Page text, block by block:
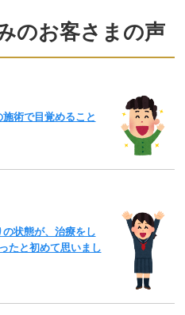
のお客さまの声
術で目覚めること
状態が、治療をし
たと初めて思いまし